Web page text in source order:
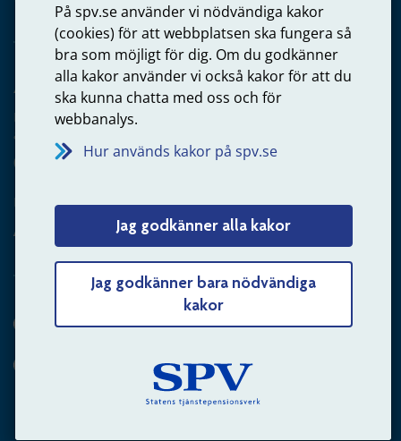
På spv.se använder vi nödvändiga kakor
(cookies) för att webbplatsen ska fungera så
bra som möjligt för dig. Om du godkänner
alla kakor använder vi också kakor för att du
ska kunna chatta med oss och för
webbanalys.
Hur används kakor på spv.se
Jag godkänner alla kakor
Jag godkänner bara nödvändiga
kakor
Arbetsgivare
Frågor om administration av tjänstepension från statlig
anställning
060-18 75 03
Kontakta oss
Arbetsgivare – skicka mejl till oss
Hitta svaret på din fråga
Andra sätt att kontakta oss